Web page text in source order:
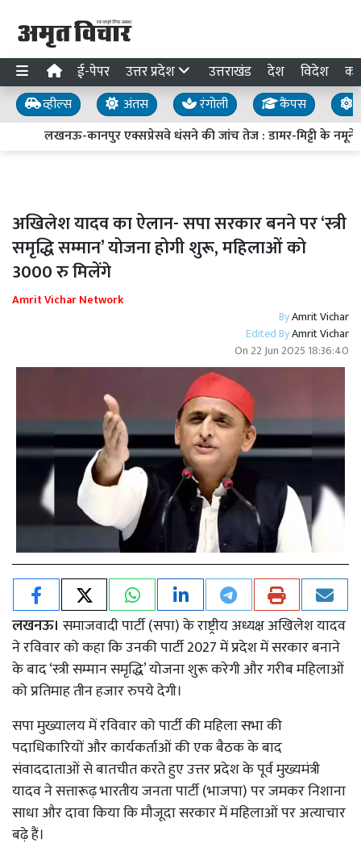
ई-पेपर उत्तर प्रदेश उत्तराखंड देश विदेश
व्हील्स अंतस रंगोली कैंपस
लखनऊ-कानपुर एक्सप्रेसवे धंसने की जांच तेज : डामर-मिट्टी के नमूने
अखिलेश यादव का ऐलान- सपा सरकार बनने पर ‘स्त्री
समृद्धि सम्मान’ योजना होगी शुरू, महिलाओं को
3000 रु मिलेंगे
Amrit Vichar Network
ByAmrit Vichar
Edited ByAmrit Vichar
On 22 Jun 2025 18:36:40
लखनऊ। समाजवादी पार्टी (सपा) के राष्ट्रीय अध्यक्ष अखिलेश यादव
ने रविवार को कहा कि उनकी पार्टी 2027 में प्रदेश में सरकार बनाने
के बाद ‘स्त्री सम्मान समृद्धि’ योजना शुरू करेगी और गरीब महिलाओं
को प्रतिमाह तीन हजार रुपये देगी।
सपा मुख्यालय में रविवार को पार्टी की महिला सभा की
पदाधिकारियों और कार्यकर्ताओं की एक बैठक के बाद
संवाददाताओं से बातचीत करते हुए उत्तर प्रदेश के पूर्व मुख्यमंत्री
यादव ने सत्तारूढ़ भारतीय जनता पार्टी (भाजपा) पर जमकर निशाना
साधा और दावा किया कि मौजूदा सरकार में महिलाओं पर अत्याचार
बढ़े हैं।